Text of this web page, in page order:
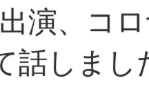
演、コ
話しまし